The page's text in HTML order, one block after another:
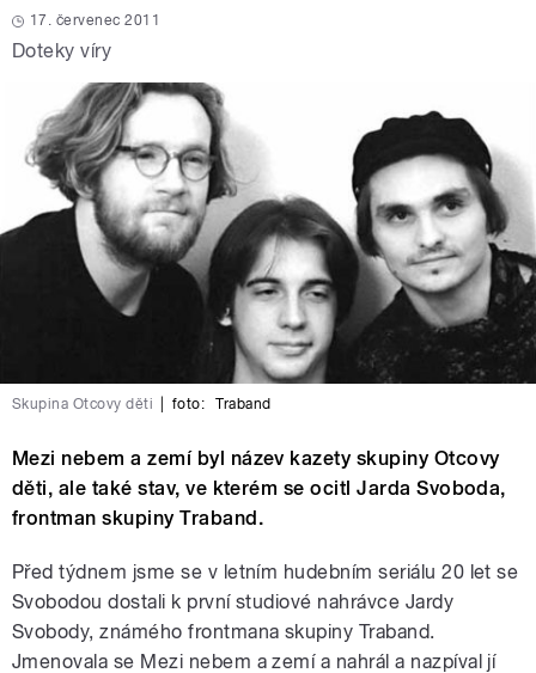
17. červenec 2011
Doteky víry
Skupina Otcovy děti foto: Traband
Mezi nebem a zemí byl název kazety skupiny Otcovy
děti, ale také stav, ve kterém se ocitl Jarda Svoboda,
frontman skupiny Traband.
Před týdnem jsme se v letním hudebním seriálu 20 let se
Svobodou dostali k první studiové nahrávce Jardy
Svobody, známého frontmana skupiny Traband.
Jmenovala se Mezi nebem a zemí a nahrál a nazpíval jí